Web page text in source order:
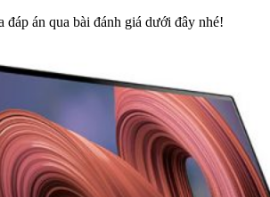
đáp án qua bài đánh giá dưới đây nhé!